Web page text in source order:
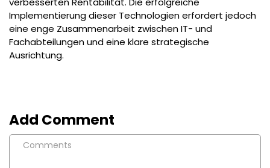
Implementierung dieser Technologien erfordert jedoch
eine enge Zusammenarbeit zwischen IT- und
Fachabteilungen und eine klare strategische
Ausrichtung.
Add Comment